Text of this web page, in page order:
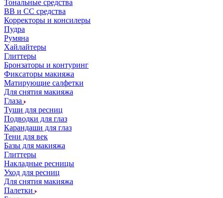
Тональные средства
ВВ и СС средства
Корректоры и консилеры
Пудра
Румяна
Хайлайтеры
Глиттеры
Бронзаторы и контуринг
Фиксаторы макияжа
Матирующие салфетки
Для снятия макияжа
Глаза
Туши для ресниц
Подводки для глаз
Карандаши для глаз
Тени для век
Базы для макияжа
Глиттеры
Накладные ресницы
Уход для ресниц
Для снятия макияжа
Палетки